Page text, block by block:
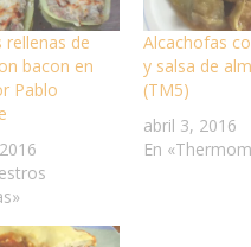
rellenas de
bacon en
Pablo
Alcachofas
y salsa de
(TM5)
abril 3, 2016
En